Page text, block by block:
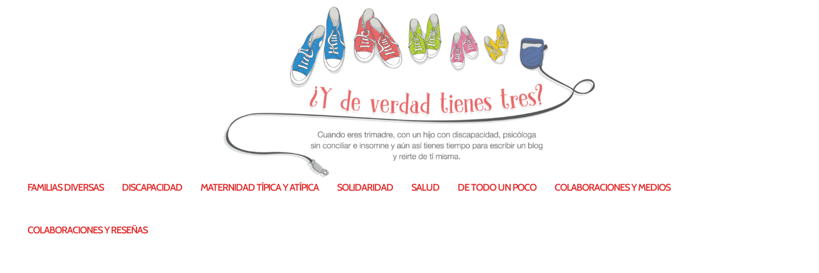
FAMILIAS DIVERSAS DISCAPACIDAD MATERNIDAD TÍPICA Y ATÍPICA SOLIDARIDAD SALUD DE TODO UN POCO COLABORACIONES Y MEDIOS
COLABORACIONES Y RESEÑAS